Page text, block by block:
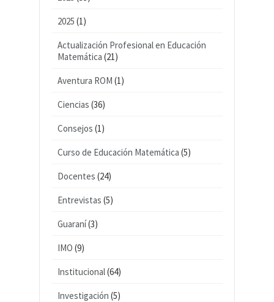
2025 (1)
Actualización Profesional en Educación
Matemática (21)
Aventura ROM (1)
Ciencias (36)
Consejos (1)
Curso de Educación Matemática (5)
Docentes (24)
Entrevistas (5)
Guaraní(3)
IMO (9)
Institucional(64)
Investigación (5)